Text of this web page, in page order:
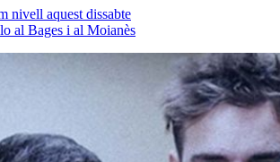
nivell aquest dissabte
al Bages i al Moianès